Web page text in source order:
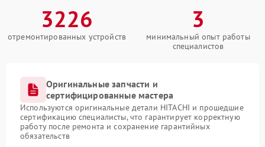
3226
отремонтированных устройств
3
минимальный опыт работы
специалистов
Оригинальные запчасти и
сертифицированные мастера
Используются оригинальные детали HITACHI и прошедшие
сертификацию специалисты, что гарантирует корректную
работу после ремонта и сохранение гарантийных
обязательств